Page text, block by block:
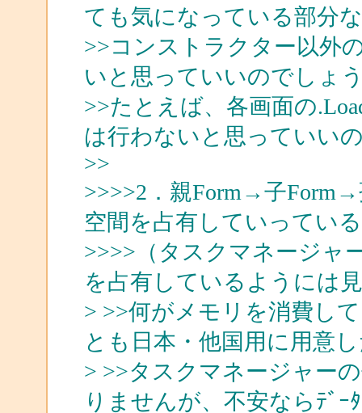
ても気になっている部分
>>コンストラクター以外
いと思っていいのでしょ
>>たとえば、各画面の
は行わないと思っていい
>>
>>>>2．親Form→子
空間を占有していってい
>>>>（タスクマネージャ
を占有しているようには
> >>何がメモリを消費し
とも日本・他国用に用意
> >>タスクマネージャー
りませんが、不安ならﾃﾞｰ